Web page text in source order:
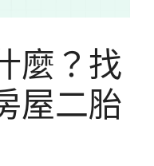
麼？找
屋二胎